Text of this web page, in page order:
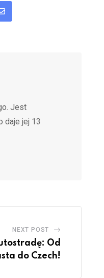
Share
Jest
daje jej 13
NEXT POST
Od
do Czech!